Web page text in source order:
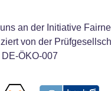
an der Initiative
von der
ÖKO-007